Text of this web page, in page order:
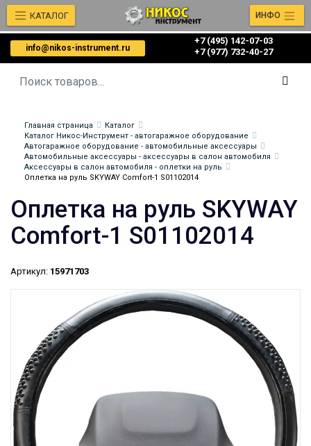
info@nikos-instrument.ru
+7 (495) 142-07-03
‎‎+7 (977) 732-40-27
КАТАЛОГ ИНФО
Главная страница
Каталог
Каталог Никос-Инструмент - автогаражное оборудование
Автогаражное оборудование - автомобильные аксессуары
Автомобильные аксессуары - аксессуары в салон автомобиля
Аксессуары в салон автомобиля - оплетки на руль
Оплетка на руль SKYWAY Comfort-1 S01102014
Оплетка на руль SKYWAY
Comfort-1 S01102014
Артикул: 15971703